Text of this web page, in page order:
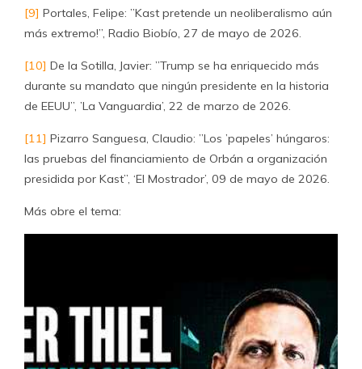
[9] Portales, Felipe: ”Kast pretende un neoliberalismo aún
más extremo!”, Radio Biobío, 27 de mayo de 2026.
[10] De la Sotilla, Javier: ”Trump se ha enriquecido más
durante su mandato que ningún presidente en la historia
de EEUU”, ’La Vanguardia’, 22 de marzo de 2026.
[11] Pizarro Sanguesa, Claudio: ”Los ’papeles’ húngaros:
las pruebas del financiamiento de Orbán a organización
presidida por Kast”, ‘El Mostrador’, 09 de mayo de 2026.
Más obre el tema: